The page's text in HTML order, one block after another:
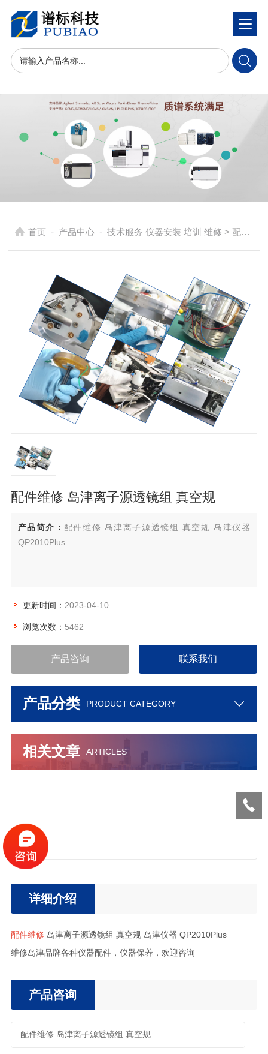
首页 - 产品中心 - 技术服务 仪器安装 培训 维修 > 配件维修 岛津离子源透镜组 真空规
配件维修 岛津离子源透镜组 真空规
产品简介： 配件维修 岛津离子源透镜组 真空规 岛津仪器
QP2010Plus
更新时间： 2023-04-10
浏览次数： 5462
产品咨询 联系我们
产品分类 PRODUCT CATEGORY
相关文章 ARTICLES
详细介绍
配件维修岛津离子源透镜组 真空规 岛津仪器 QP2010Plus
维修岛津品牌各种仪器配件，仪器保养，欢迎咨询
产品咨询